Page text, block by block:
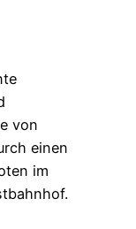
von
einen
im